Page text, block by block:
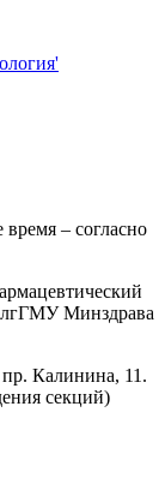
время – согласно
Минздрава
Калинина, 11.
секций)